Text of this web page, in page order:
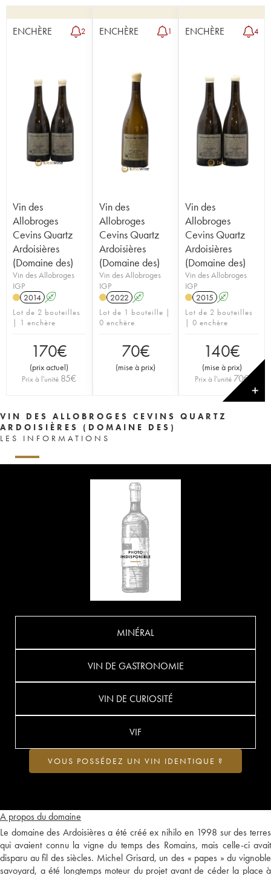
ENCHÈRE 2
Vin des
Allobroges
Cevins Quartz
Ardoisières
(Domaine des)
Vin des Allobroges
IGP
2014 A
Lot de 2 bouteilles
| 1 enchère
170€
(prix actuel)
Prix à l'unité 85€
ENCHÈRE 1
Vin des
Allobroges
Cevins Quartz
Ardoisières
(Domaine des)
Vin des Allobroges
IGP
2022 A
Lot de 1 bouteille |
0 enchère
70€
(mise à prix)
ENCHÈRE 4
Vin des
Allobroges
Cevins Quartz
Ardoisières
(Domaine des)
Vin des Allobroges
IGP
2015 A
Lot de 2 bouteilles
| 0 enchère
140€
(mise à prix)
Prix à l'unité 70€
✕
VIN DES ALLOBROGES CEVINS QUARTZ
ARDOISIÈRES (DOMAINE DES)
LES INFORMATIONS
A propos du domaine
Le domaine des Ardoisières a été créé ex nihilo en 1998 sur des terres
qui avaient connu la vigne du temps des Romains, mais celle-ci avait
disparu au fil des siècles. Michel Grisard, un des « papes » du vignoble
savoyard, a été longtemps moteur du projet avant de céder la place à
MINÉRAL
VIN DE GASTRONOMIE
VIN DE CURIOSITÉ
VIF
VOUS POSSÉDEZ UN VIN IDENTIQUE ?